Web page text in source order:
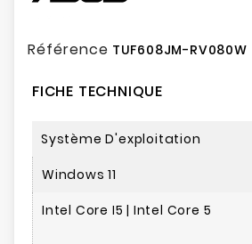
Référence TUF608JM-RV080W
FICHE TECHNIQUE
Système D'exploitation
Windows 11
Intel Core I5 | Intel Core 5